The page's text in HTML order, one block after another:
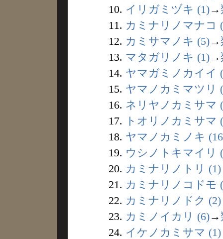
10. イリガミヅキ (1)→
11. カミナリノマナコ
12. カミサマノキ (5)→
13. マタガリノキ (1)→
14. ヤマガミノカイイ
15. ヤマノカミマツリ
16. ネリヤノカミサマ
17.
トオリノカミサマ
18. ヤマノカミノキ
19. ウシノトキマイリ
20. カミナリノトリ (1)
21. カミナリノコドモ
22. カミナリノドク (2)
23. カミノイカリ (6)→
24. イケノカミサマ (1)